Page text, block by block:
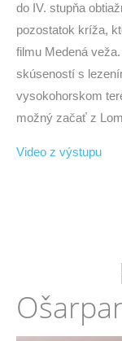
do IV. stupňa
pozostatok kríža,
filmu Medená
skúseností s
vysokohorskom
možný začať z
Video z výstupu